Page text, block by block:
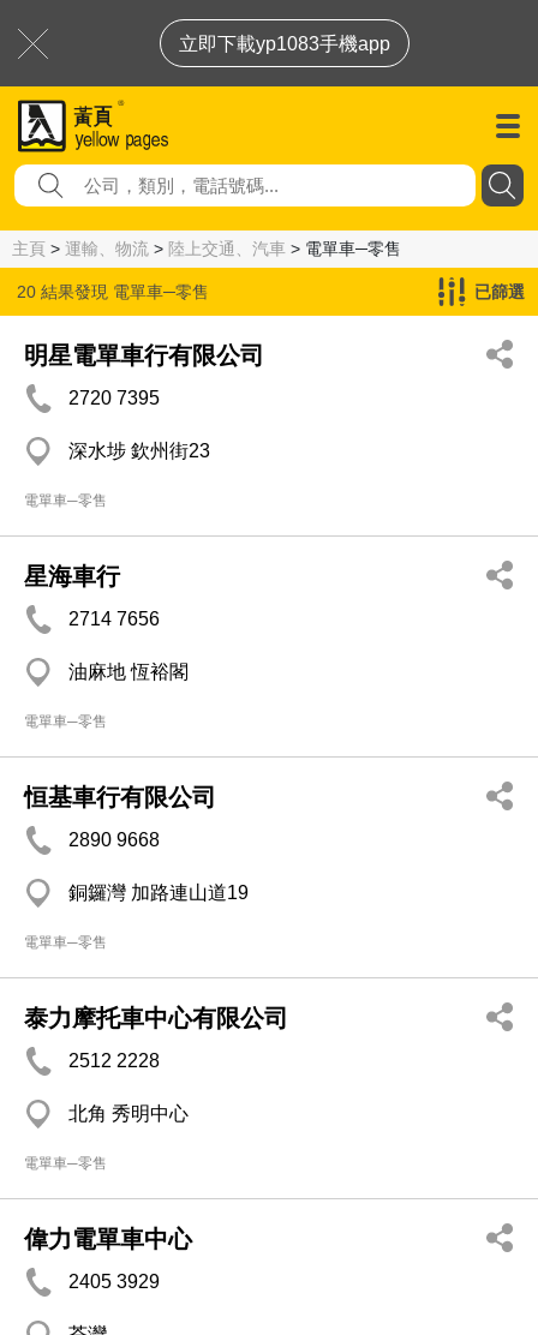
立即下載yp1083手機app
主頁 > 運輸、物流 > 陸上交通、汽車 > 電單車─零售
20 結果發現 電單車─零售 已篩選
明星電單車行有限公司
2720 7395
深水埗 欽州街23
電單車─零售
星海車行
2714 7656
油麻地 恆裕閣
電單車─零售
恒基車行有限公司
2890 9668
銅鑼灣 加路連山道19
電單車─零售
泰力摩托車中心有限公司
2512 2228
北角 秀明中心
電單車─零售
偉力電單車中心
2405 3929